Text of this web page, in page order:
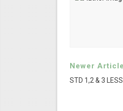
Newer Article
STD 1,2 & 3